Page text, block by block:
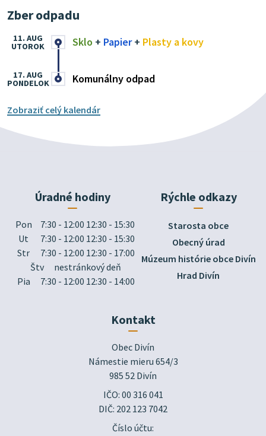
Zber odpadu
Sklo + Papier+ Plasty a kovy
11. AUG
UTOROK
Komunálny odpad
17. AUG
PONDELOK
Zobraziť celý kalendár
Úradné hodiny
Pon
7:30 - 12:00 12:30 - 15:30
Ut
7:30 - 12:00 12:30 - 15:30
Str
7:30 - 12:00 12:30 - 17:00
Štv
nestránkový deň
Pia
7:30 - 12:00 12:30 - 14:00
Rýchle odkazy
Starosta obce
Obecný úrad
Múzeum histórie obce Divín
Hrad Divín
Kontakt
Obec Divín
Námestie mieru 654/3
985 52 Divín
IČO: 00 316 041
DIČ: 202 123 7042
Číslo účtu: